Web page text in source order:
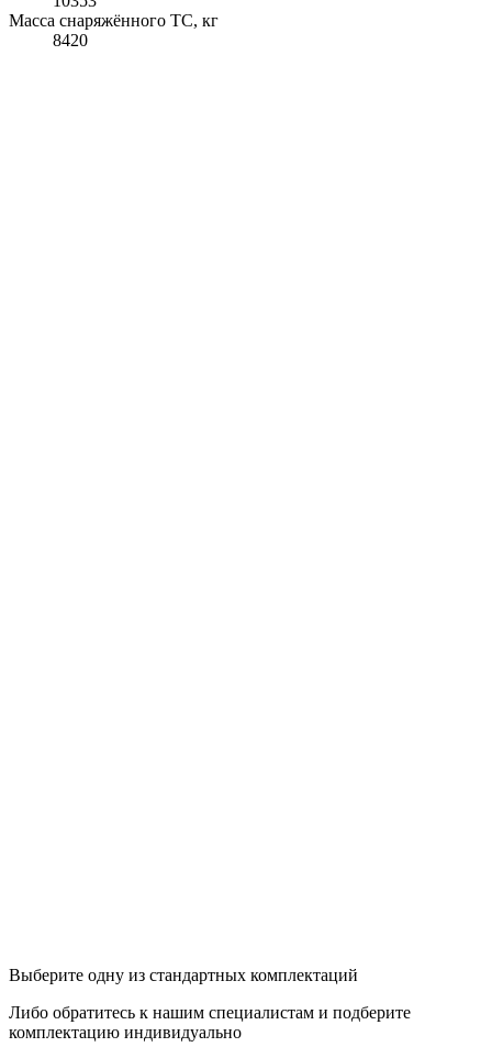
Масса снаряжённого ТС, кг
8420
Выберите одну из стандартных комплектаций
Либо обратитесь к нашим специалистам и подберите
комплектацию индивидуально